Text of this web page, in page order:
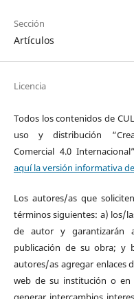
Sección
Artículos
Licencia
Todos los contenidos de
uso y distribución
Comercial 4.0
aquí la versión informativa
Los autores/as que
términos siguientes: a) los/
de autor y garantizarán
publicación de su obra; y
autores/as agregar enlaces
web de su institución o